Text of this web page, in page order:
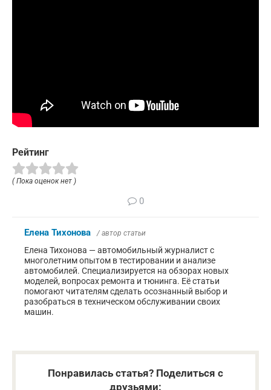
Рейтинг
( Пока оценок нет )
0
Елена Тихонова / автор статьи
Елена Тихонова — автомобильный журналист с
многолетним опытом в тестировании и анализе
автомобилей. Специализируется на обзорах новых
моделей, вопросах ремонта и тюнинга. Её статьи
помогают читателям сделать осознанный выбор и
разобраться в техническом обслуживании своих
машин.
Понравилась статья? Поделиться с
друзьями: